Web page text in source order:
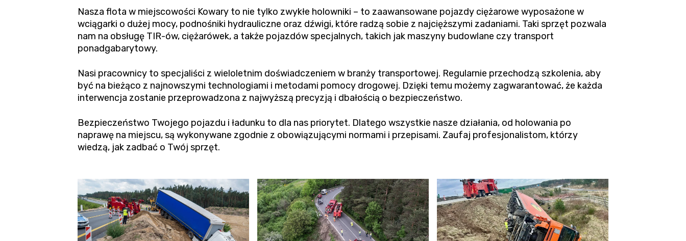
Nasza flota w miejscowości Kowary to nie tylko zwykłe holowniki – to zaawansowane pojazdy ciężarowe wyposażone w
wciągarki o dużej mocy, podnośniki hydrauliczne oraz dźwigi, które radzą sobie z najcięższymi zadaniami. Taki sprzęt pozwala
nam na obsługę TIR-ów, ciężarówek, a także pojazdów specjalnych, takich jak maszyny budowlane czy transport
ponadgabarytowy.
Nasi pracownicy to specjaliści z wieloletnim doświadczeniem w branży transportowej. Regularnie przechodzą szkolenia, aby
być na bieżąco z najnowszymi technologiami i metodami pomocy drogowej. Dzięki temu możemy zagwarantować, że każda
interwencja zostanie przeprowadzona z najwyższą precyzją i dbałością o bezpieczeństwo.
Bezpieczeństwo Twojego pojazdu i ładunku to dla nas priorytet. Dlatego wszystkie nasze działania, od holowania po
naprawę na miejscu, są wykonywane zgodnie z obowiązującymi normami i przepisami. Zaufaj profesjonalistom, którzy
wiedzą, jak zadbać o Twój sprzęt.